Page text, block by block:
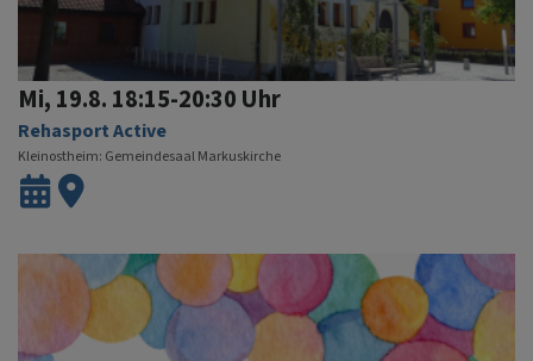
Mi, 19.8. 18:15-20:30 Uhr
Rehasport Active
Kleinostheim Gemeindesaal Markuskirche